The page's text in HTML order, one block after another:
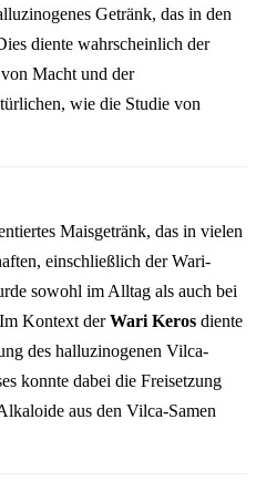
Getränk, das in den
diente wahrscheinlich der
Macht und der
wie die Studie von
Maisgetränk, das in vielen
einschließlich der Wari-
sowohl im Alltag als auch bei
Kontext derWari Keros diente
des halluzinogenen Vilca-
konnte dabei die Freisetzung
aus den Vilca-Samen